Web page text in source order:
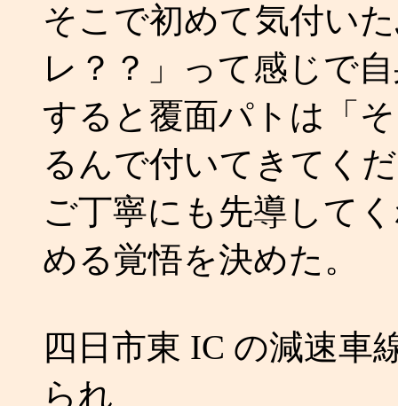
そこで初めて気付い
レ？？」って感じで
すると覆面パトは「
るんで付いてきてく
ご丁寧にも先導して
める覚悟を決めた。
四日市東 IC の減速車
られ